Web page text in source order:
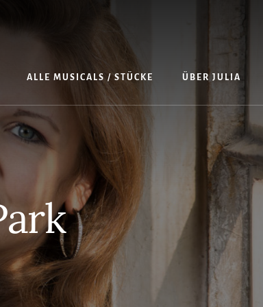
ALLE MUSICALS / STÜCKE ÜBER JULIA